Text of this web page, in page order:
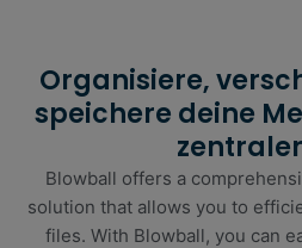
Organisiere,
speichere deine
Blowball offers a
solution that allows you to
files. With Blowball, you can